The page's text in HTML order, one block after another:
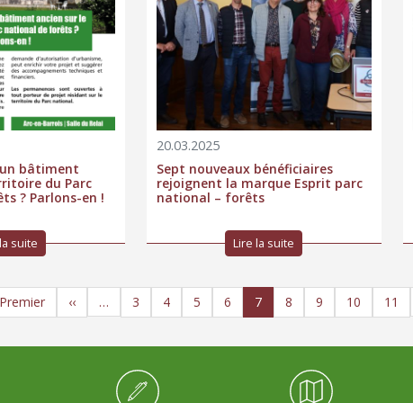
bâtiment
du Parc
? Parlons-en !
suite
20.03.2025
Sept nouveaux bénéficiaires
rejoignent la marque Esprit parc
national – forêts
Lire la suite
pagePage précédente
‹‹ … Page
3 Page
4 Page
5 Page
6 Page
7 Page
8 Page
9 Page
10 Page
11